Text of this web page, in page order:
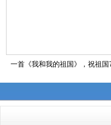
一首《我和我的祖国》，祝祖